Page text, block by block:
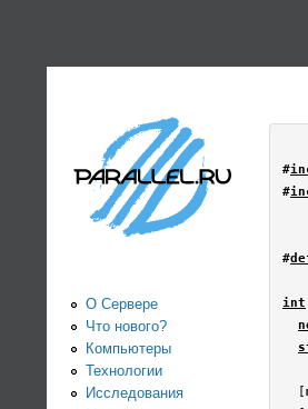
центр по
#
#
#
int
  [
О Сервере
Что нового?
Компьютеры
Технологии
Исследования